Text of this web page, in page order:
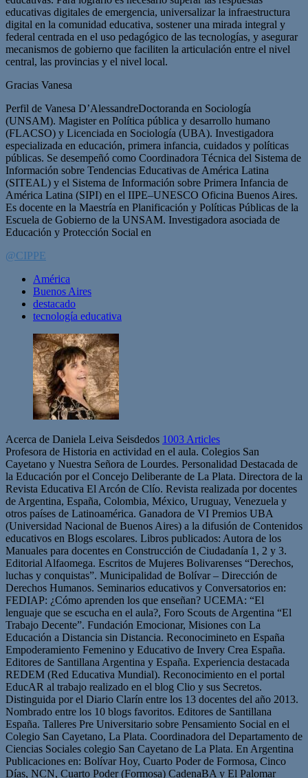
educativas digitales de emergencia, universalizar la infraestructura
digital en la comunidad educativa, sostener una mirada integral y
federal centrada en el uso pedagógico de las tecnologías, y asegurar
mecanismos de gobierno que faciliten la articulación entre el nivel
central, las provincias y el nivel local.
Gracias Vanesa
Perfil de Vanesa D’AlessandreDoctoranda en Sociología
(UNSAM). Magister en Política pública y desarrollo humano
(FLACSO) y Licenciada en Sociología (UBA). Investigadora
especializada en educación, primera infancia, cuidados y políticas
públicas. Se desempeñó como Coordinadora Técnica del Sistema de
Información sobre Tendencias Educativas de América Latina
(SITEAL) y el Sistema de Información sobre Primera Infancia de
América Latina (SIPI) en el IIPE–UNESCO Oficina Buenos Aires.
Es docente en la Maestría en Planificación y Políticas Públicas de la
Escuela de Gobierno de la UNSAM. Investigadora asociada de
Educación y Protección Social en
@CIPPE
América
Buenos Aires
destacado
tecnología educativa
Acerca de Daniela Leiva Seisdedos 1003 Articles
Profesora de Historia en actividad en el aula. Colegios San
Cayetano y Nuestra Señora de Lourdes. Personalidad Destacada de
la Educación por el Concejo Deliberante de La Plata. Directora de la
Revista Educativa El Arcón de Clío. Revista realizada por docentes
de Argentina, España, Colombia, México, Uruguay, Venezuela y
otros países de Latinoamérica. Ganadora de VI Premios UBA
(Universidad Nacional de Buenos Aires) a la difusión de Contenidos
educativos en Blogs escolares. Libros publicados: Autora de los
Manuales para docentes en Construcción de Ciudadanía 1, 2 y 3.
Editorial Alfaomega. Escritos de Mujeres Bolivarenses “Derechos,
luchas y conquistas”. Municipalidad de Bolívar – Dirección de
Derechos Humanos. Seminarios educativos y Conversatorios en:
FEDIAP: ¿Cómo aprenden los que enseñan? UCEMA: “El
lenguaje que se escucha en el aula?, Foro Scouts de Argentina “El
Trabajo Decente”. Fundación Emocionar, Misiones con La
Educación a Distancia sin Distancia. Reconocimineto en España
Empoderamiento Femenino y Educativo de Invery Crea España.
Editores de Santillana Argentina y España. Experiencia destacada
REDEM (Red Educativa Mundial). Reconocimiento en el portal
EducAR al trabajo realizado en el blog Clio y sus Secretos.
Distinguida por el Diario Clarín entre los 13 docentes del año 2013.
Nombrado entre los 10 blogs favoritos. Editores de Santillana
España. Talleres Pre Universitario sobre Pensamiento Social en el
Colegio San Cayetano, La Plata. Coordinadora del Departamento de
Ciencias Sociales colegio San Cayetano de La Plata. En Argentina
Publicaciones en: Bolívar Hoy, Cuarto Poder de Formosa, Cinco
Días, NCN, Cuarto Poder (Formosa) CadenaBA y El Palomar